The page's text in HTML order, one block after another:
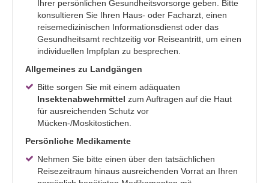
Ihrer persönlichen Gesundheitsvorsorge geben. Bitte
konsultieren Sie Ihren Haus- oder Facharzt, einen
reisemedizinischen Informationsdienst oder das
Gesundheitsamt rechtzeitig vor Reiseantritt, um einen
individuellen Impfplan zu besprechen.
Allgemeines zu Landgängen
Bitte sorgen Sie mit einem adäquaten
Insektenabwehrmittel zum Auftragen auf die Haut
für ausreichenden Schutz vor
Mücken-/Moskitostichen.
Persönliche Medikamente
Nehmen Sie bitte einen über den tatsächlichen
Reisezeitraum hinaus ausreichenden Vorrat an Ihren